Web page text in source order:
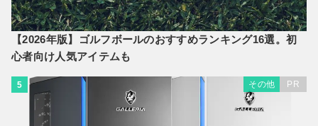
【2026年版】ゴルフボールのおすすめランキング16選。初
心者向け人気アイテムも
5 その他 PR